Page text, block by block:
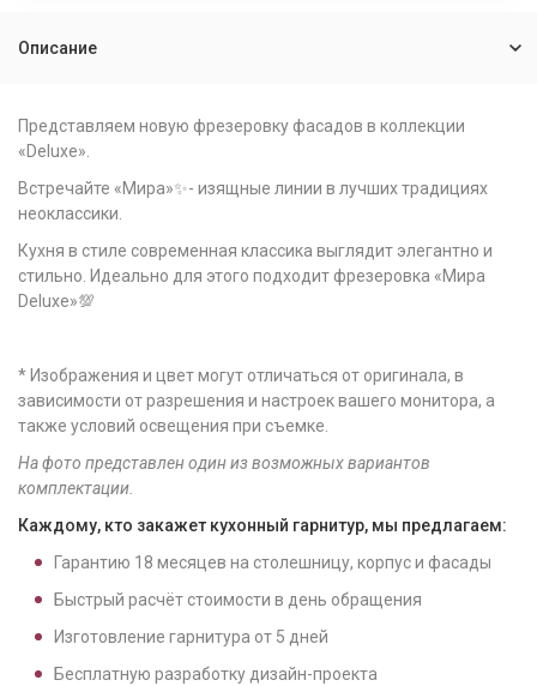
Описание
Представляем новую фрезеровку фасадов в коллекции
«Deluxe».
Встречайте «Мира»✨- изящные линии в лучших традициях
неоклассики.
Кухня в стиле современная классика выглядит элегантно и
стильно. Идеально для этого подходит фрезеровка «Мира
Deluxe»💯
* Изображения и цвет могут отличаться от оригинала, в
зависимости от разрешения и настроек вашего монитора, а
также условий освещения при съемке.
На фото представлен один из возможных вариантов
комплектации.
Каждому, кто закажет кухонный гарнитур, мы предлагаем:
Гарантию 18 месяцев на столешницу, корпус и фасады
Быстрый расчёт стоимости в день обращения
Изготовление гарнитура от 5 дней
Бесплатную разработку дизайн-проекта